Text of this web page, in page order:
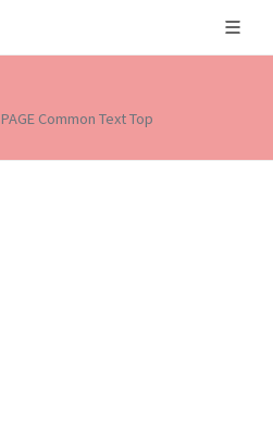
PAGE Common Text Top